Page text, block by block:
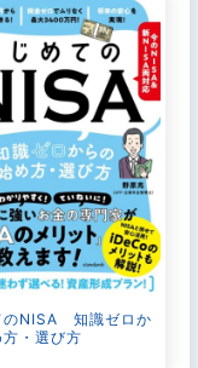
のNISA 知識ゼロか
方・選び方